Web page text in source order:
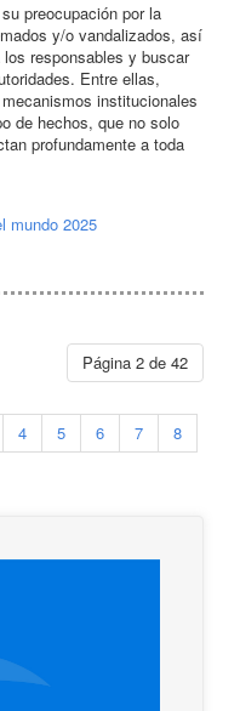
preocupación por la
y/o vandalizados, así
responsables y buscar
Entre ellas,
institucionales
de hechos, que no solo
profundamente a toda
mundo 2025
Página 2 de 42
4 5 6 7
8